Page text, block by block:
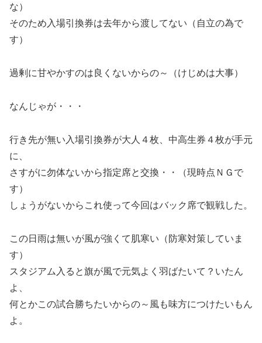
な）
そのため入場引換券は去年から渡してない（自立の為で
す）
過剰に甘やかすのは良くないからの～（けじめは大事）
なんじゃが・・・
行き先が無い入場引換券が大人４枚、中高生券４枚が手元
に、
さすがに勿体ないから指定席と交換・・（現時点ＮＧで
す）
しょうがないからこれ使って今回はバック席で観戦した。
この日雨は無いが風が強くて肌寒い（防寒対策していま
す）
スタジアム入ると旗が風で元気よく羽ばたいて？いたん
よ、
何とかこの試合勝ちたいからの～風も味方につけたいもん
よ。